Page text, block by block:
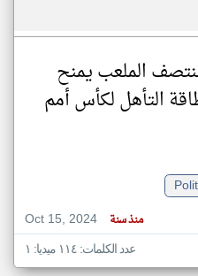
الملعب يمنح
التأهل لكأس أمم
Oct 15, 2024
منذ سنة
عدد الكلمات: ١١٤ ميديا: ١